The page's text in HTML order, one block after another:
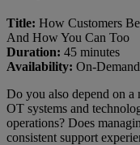
Title: How Customers
And How You Can Too
Duration: 45 minutes
Availability: On-Demand
Do you also depend on
OT systems and
operations? Does
consistent support